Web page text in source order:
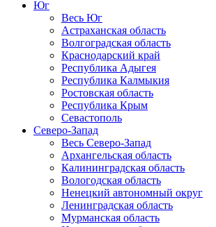
Юг
Весь Юг
Астраханская область
Волгоградская область
Краснодарский край
Республика Адыгея
Республика Калмыкия
Ростовская область
Республика Крым
Севастополь
Северо-Запад
Весь Северо-Запад
Архангельская область
Калининградская область
Вологодская область
Ненецкий автономный округ
Ленинградская область
Мурманская область